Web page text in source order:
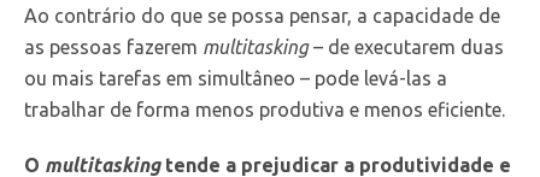
Ao contrário do que se possa pensar, a capacidade de
as pessoas fazerem multitasking– de executarem duas
ou mais tarefas em simultâneo – pode levá-las a
trabalhar de forma menos produtiva e menos eficiente.
O multitaskingtende a prejudicar a produtividade e